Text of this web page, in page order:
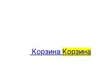
Корзина Корзина